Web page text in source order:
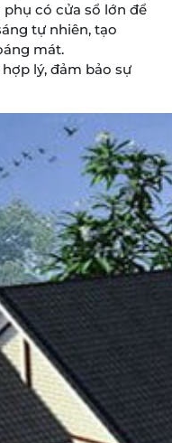
có cửa sổ lớn để
tự nhiên, tạo
mát.
lý, đảm bảo sự